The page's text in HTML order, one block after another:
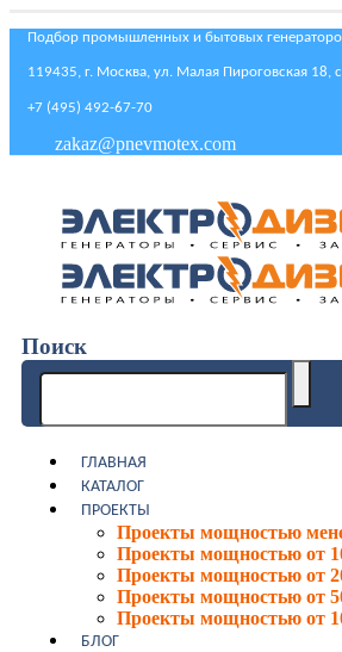
Подбор промышленных и бытовых
119435, г. Москва, ул. Малая Пироговская 18,
+7 (495) 492-67-70
zakaz@pnevmotex.com
Поиск
ГЛАВНАЯ
КАТАЛОГ
ПРОЕКТЫ
Проекты мощностью
Проекты мощностью от
Проекты мощностью от
Проекты мощностью от
Проекты мощностью от
БЛОГ